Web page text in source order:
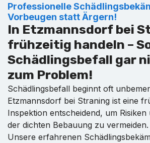
Professionelle
Vorbeugen statt Ärgern!
In Etzmannsdorf bei
frühzeitig handeln –
Schädlingsbefall gar
zum Problem!
Schädlingsbefall beginnt oft
Etzmannsdorf bei Straning ist eine
Inspektion entscheidend, um
der dichten Bebauung zu vermeiden.
Unsere erfahrenen